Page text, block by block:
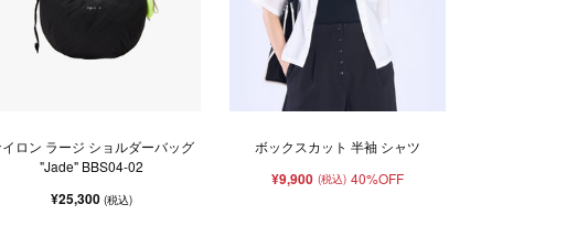
ロン ラージ ショルダーバッグ
"Jade" BBS04-02
¥25,300(税込)
ボックスカット 半袖 シャツ
¥9,900 (税込) 40%OFF